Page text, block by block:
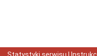
Zapytania
ofertowe